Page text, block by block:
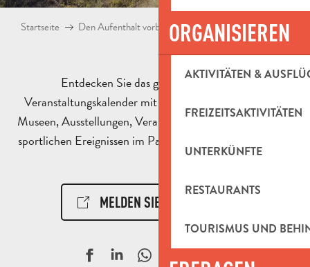
ORGANISIEREN
AKTIVITÄTEN &
FREIZEITSAKTIVITÄTEN
UNTERKÜNFTE
RESTAURANTS
TOURISMUS UND
Startseite Den Aufenthalt vorbereiten Agenda & Ausflugsideen
Entdecken Sie das ganze Jahr über den
Veranstaltungskalender mit Animationen, Aktivitäten,
Museen, Ausstellungen, Veranstaltungen, kulturellen und
sportlichen Ereignissen im Pays d’Aubagne et de l’Étoile.
MELDEN SIE EIN EREIGNIS!
Ajouter aux